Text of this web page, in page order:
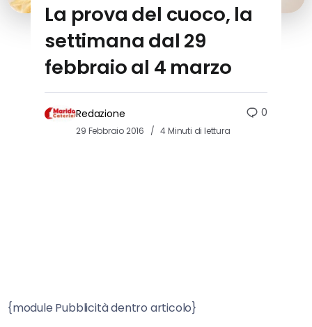
La prova del cuoco, la
settimana dal 29
febbraio al 4 marzo
Redazione
29 Febbraio 2016 4 Minuti di lettura
0
{module Pubblicità dentro articolo}